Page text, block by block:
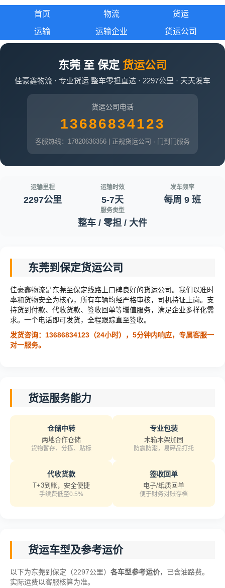
首页 物流 货运
运输 运输企业 货运公司
东莞 至 保定 货运公司
佳豪鑫物流 · 专业货运 整车零担直达 · 2297公里 · 天天发车
货运公司电话
13686834123
客服热线：17820636356 | 正规货运公司 · 门到门服务
运输里程
2297公里
运输时效
5-7天
发车频率
每周 9 班
服务类型
整车 / 零担 / 大件
东莞到保定货运公司
佳豪鑫物流是东莞至保定线路上口碑良好的货运公司。我们以准时
率和货物安全为核心，所有车辆均经严格审核，司机持证上岗。支
持货到付款、代收货款、签收回单等增值服务，满足企业多样化需
求。一个电话即可发货，全程跟踪直至签收。
发货咨询：13686834123（24小时），5分钟内响应，专属客服一
对一服务。
货运服务能力
仓储中转
两地合作仓储
货物暂存、分拣、贴标
专业包装
木箱木架加固
防震防潮，易碎品打托
代收货款
T+3到账，安全便捷
手续费低至0.5%
签收回单
电子/纸质回单
便于财务对账存档
货运车型及参考运价
以下为东莞到保定（2297公里） 各车型参考运价，已含油路费。
实际运费以客服核算为准。